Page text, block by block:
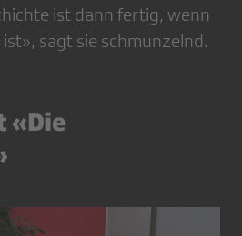
ist dann fertig, wenn
sagt sie schmunzelnd.
«Die